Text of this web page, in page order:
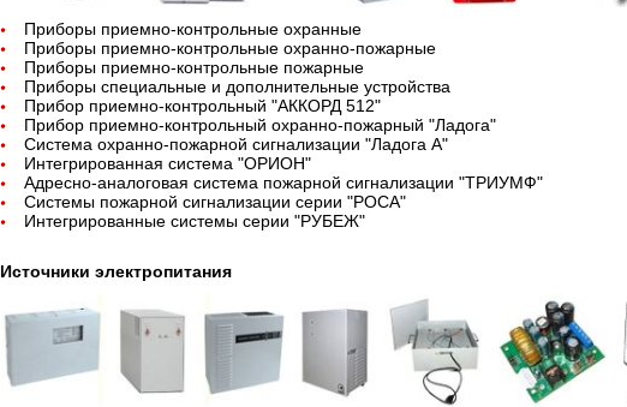
Приборы приемно-контрольные охранные
Приборы приемно-контрольные охранно-пожарные
Приборы приемно-контрольные пожарные
Приборы специальные и дополнительные устройства
Прибор приемно-контрольный "АККОРД 512"
Прибор приемно-контрольный охранно-пожарный "Ладога"
Система охранно-пожарной сигнализации "Ладога А"
Интегрированная система "ОРИОН"
Адресно-аналоговая система пожарной сигнализации "ТРИУМФ"
Системы пожарной сигнализации серии "РОСА"
Интегрированные системы серии "РУБЕЖ"
Источники электропитания